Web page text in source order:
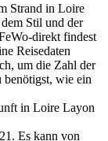
Strand in Loire
Stil und der
direkt findest
Reisedaten
um die Zahl der
wie ein
in Loire Layon
Es kann von